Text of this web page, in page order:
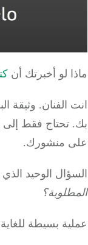
لو أخبرتك أن
الفنان.وثيقة
تحتاج فقط إلى
منشورك.
الوحيد الذي
بسيطة للغاية: